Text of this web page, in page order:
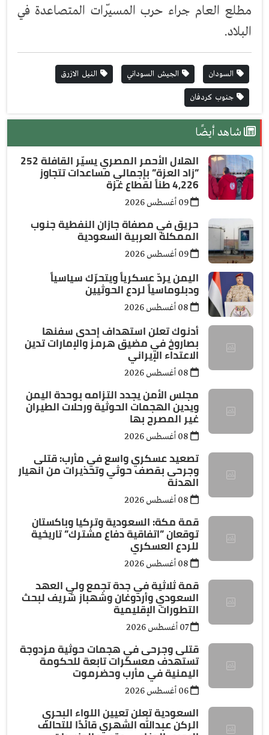
مطلع العام جراء حرب المسيّرات المتصاعدة في
البلاد.
السودان الجيش السوداني
النيل الازرق
جنوب كردفان
شاهد أيضًا
الهلال الأحمر المصري يسيّر القافلة 252
”زاد العزة” بإجمالي مساعدات تتجاوز
4,226 طناً لقطاع غزة
حريق في مصفاة جازان النفطية جنوب
الممكلة العربية السعودية
اليمن يردّ عسكرياً ويتحرّك سياسياً
ودبلوماسياً لردع الحوثيين
أدنوك تعلن استهداف إحدى سفنها
بصاروخ في مضيق هرمز والإمارات تدين
الاعتداء الإيراني
مجلس الأمن يجدد التزامه بوحدة اليمن
ويدين الهجمات الحوثية ورحلات الطيران
غير المصرح بها
تصعيد عسكري واسع في مأرب: قتلى
وجرحى بقصف حوثي وتحذيرات من انهيار
الهدنة
قمة مكة: السعودية وتركيا وباكستان
توقعان ”اتفاقية دفاع مشترك” تاريخية
للردع العسكري
قمة ثلاثية في جدة تجمع ولي العهد
السعودي وأردوغان وشهباز شريف لبحث
التطورات الإقليمية
07 أغسطس 2026
قتلى وجرحى في هجمات حوثية مزدوجة
تستهدف معسكرات تابعة للحكومة
اليمنية في مأرب وحضرموت
السعودية تعلن تعيين اللواء البحري
الركن عبدالله الشهري قائدًا للتحالف